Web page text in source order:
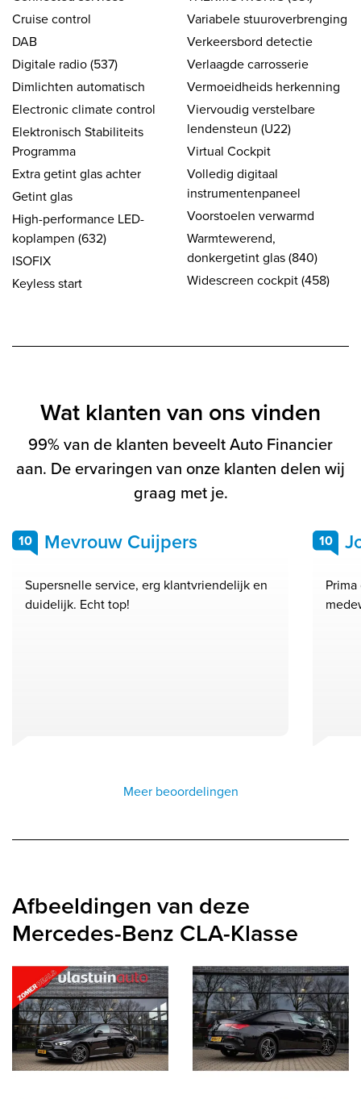
Cruise control
DAB
Digitale radio (537)
Dimlichten automatisch
Electronic climate control
Elektronisch Stabiliteits
Programma
Extra getint glas achter
Getint glas
High-performance LED-
koplampen (632)
ISOFIX
Keyless start
Variabele stuuroverbrenging
Verkeersbord detectie
Verlaagde carrosserie
Vermoeidheids herkenning
Viervoudig verstelbare
lendensteun (U22)
Virtual Cockpit
Volledig digitaal
instrumentenpaneel
Voorstoelen verwarmd
Warmtewerend,
donkergetint glas (840)
Widescreen cockpit (458)
Wat klanten van ons vinden
99% van de klanten beveelt Auto Financier
aan. De ervaringen van onze klanten delen wij
graag met je.
10 Mevrouw Cuijpers
Supersnelle service, erg klantvriendelijk en
duidelijk. Echt top!
10
Meer beoordelingen
Afbeeldingen van deze
Mercedes-Benz CLA-Klasse